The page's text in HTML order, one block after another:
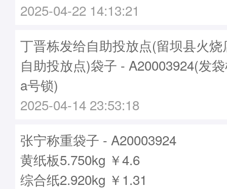
2025-04-22 14:13:21
丁晋栋发给自助投放点(留坝县火
自助投放点)袋子 - A20003924(发
a号锁)
2025-04-14 23:53:18
张宁称重袋子 - A20003924
黄纸板5.750kg ￥4.6
综合纸2.920kg ￥1.31